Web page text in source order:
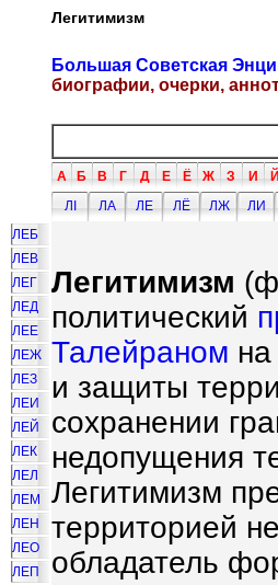
Легитимизм
Большая Советская
биографии, очерки,
А Б В Г Д Е Ё Ж З И Й
ЛI
ЛА ЛЕ ЛЁ ЛЖ ЛИ
ЛЕБ
ЛЕВ
ЛЕГ
ЛЕД
ЛЕЕ
ЛЕЖ
ЛЕЗ
ЛЕИ
ЛЕЙ
ЛЕК
ЛЕЛ
ЛЕМ
ЛЕН
ЛЕО
ЛЕП
Легитимизм
политический
Талейраном
и защиты
сохранении
недопущения
Легитимизм
территорией
обладатель